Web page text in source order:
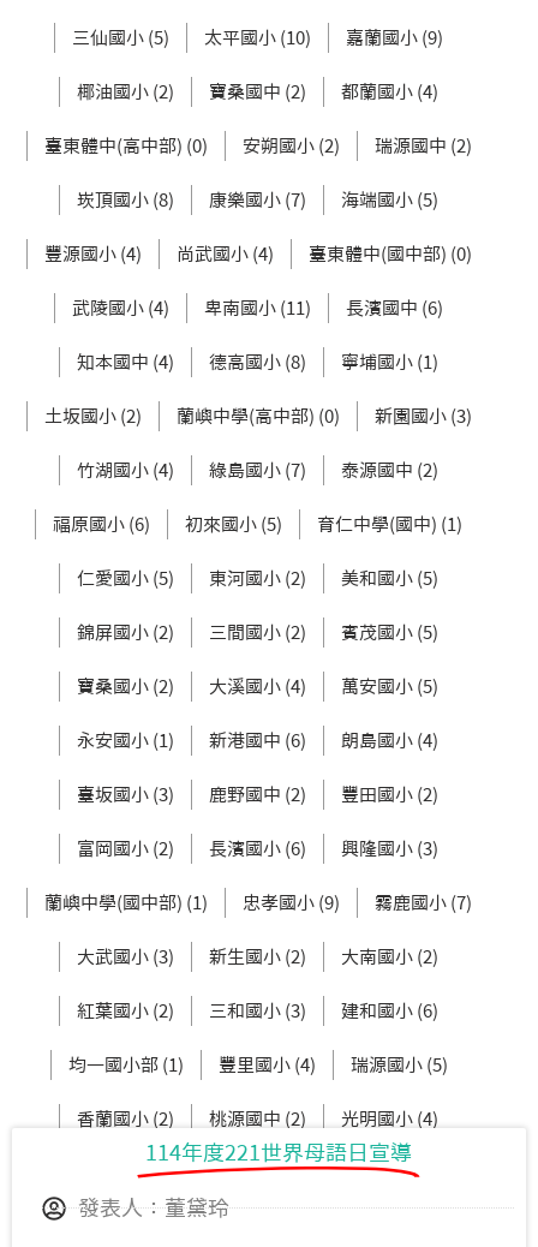
三仙國小 (5) 太平國小 (10) 嘉蘭國小 (9)
椰油國小 (2) 寶桑國中 (2) 都蘭國小 (4)
臺東體中(高中部) (0) 安朔國小 (2) 瑞源國中 (2)
崁頂國小 (8) 康樂國小 (7) 海端國小 (5)
豐源國小 (4) 尚武國小 (4) 臺東體中(國中部) (0)
武陵國小 (4) 卑南國小 (11) 長濱國中 (6)
知本國中 (4) 德高國小 (8) 寧埔國小 (1)
土坂國小 (2) 蘭嶼中學(高中部) (0) 新園國小 (3)
竹湖國小 (4) 綠島國小 (7) 泰源國中 (2)
福原國小 (6) 初來國小 (5) 育仁中學(國中) (1)
仁愛國小 (5) 東河國小 (2) 美和國小 (5)
錦屏國小 (2) 三間國小 (2) 賓茂國小 (5)
寶桑國小 (2) 大溪國小 (4) 萬安國小 (5)
永安國小 (1) 新港國中 (6) 朗島國小 (4)
臺坂國小 (3) 鹿野國中 (2) 豐田國小 (2)
富岡國小 (2) 長濱國小 (6) 興隆國小 (3)
蘭嶼中學(國中部) (1) 忠孝國小 (9) 霧鹿國小 (7)
大武國小 (3) 新生國小 (2) 大南國小 (2)
紅葉國小 (2) 三和國小 (3) 建和國小 (6)
均一國小部 (1) 豐里國小 (4) 瑞源國小 (5)
香蘭國小 (2) 桃源國中 (2) 光明國小 (4)
馬蘭國小 (4) 均一國中部 (1)
114年度221世界母語日宣導
發表人：董黛玲